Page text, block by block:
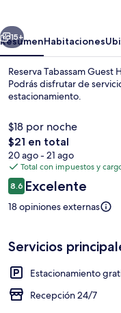
Siguiente
15+
ResumenHabitaciones
Reserva Tabassam Guest
Podrás disfrutar de
estacionamiento.
$18 por noche
El
precio
total
es
de
$21
$21 en total
20 ago - 21 ago
Total con impuestos y
Opiniones
8.68.6 de 10,
Excelente
18 opiniones externas
Servicios
Estacionamiento
Recepción 24/7